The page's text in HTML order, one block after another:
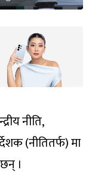
नीति,
(नीतितर्फ) मा
।